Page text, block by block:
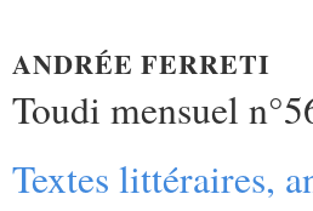
ANDRÉE FERRETI
Toudi mensuel
Textes littéraires,